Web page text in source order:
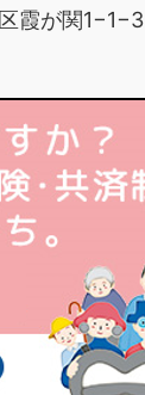
霞が関1−1−3